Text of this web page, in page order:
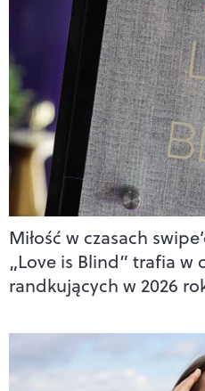
Miłość w czasach
„Love is Blind” trafia w
randkujących w 2026